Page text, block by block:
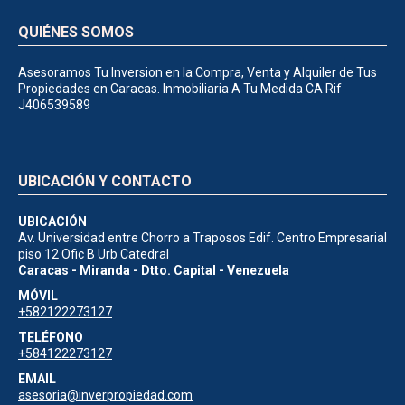
QUIÉNES SOMOS
Asesoramos Tu Inversion en la Compra, Venta y Alquiler de Tus
Propiedades en Caracas. Inmobiliaria A Tu Medida CA Rif
J406539589
UBICACIÓN Y CONTACTO
UBICACIÓN
Av. Universidad entre Chorro a Traposos Edif. Centro Empresarial
piso 12 Ofic B Urb Catedral
Caracas - Miranda - Dtto. Capital - Venezuela
MÓVIL
+582122273127
TELÉFONO
+584122273127
EMAIL
asesoria@inverpropiedad.com